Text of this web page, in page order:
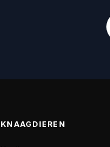
KNAAGDIEREN